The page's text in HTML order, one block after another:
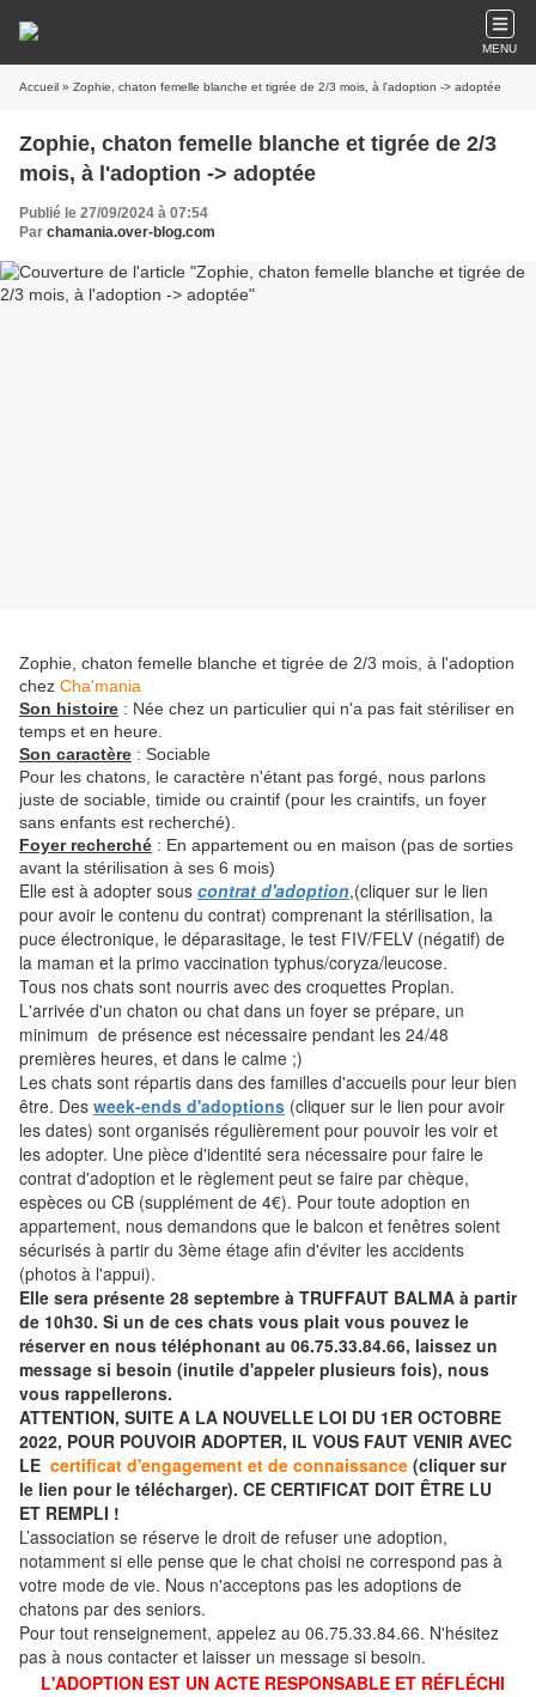
MENU
Accueil » Zophie, chaton femelle blanche et tigrée de 2/3 mois, à l'adoption -> adoptée
Zophie, chaton femelle blanche et tigrée de 2/3
mois, à l'adoption -> adoptée
Publié le 27/09/2024 à 07:54
Par chamania.over-blog.com
Zophie, chaton femelle blanche et tigrée de 2/3 mois, à l'adoption
chez Cha'mania
Son histoire : Née chez un particulier qui n'a pas fait stériliser en
temps et en heure.
Son caractère : Sociable
Pour les chatons, le caractère n'étant pas forgé, nous parlons
juste de sociable, timide ou craintif (pour les craintifs, un foyer
sans enfants est recherché).
Foyer recherché : En appartement ou en maison (pas de sorties
avant la stérilisation à ses 6 mois)
Elle est à adopter sous contrat d'adoption,(cliquer sur le lien
pour avoir le contenu du contrat) comprenant la stérilisation, la
puce électronique, le déparasitage, le test FIV/FELV (négatif) de
la maman et la primo vaccination typhus/coryza/leucose.
Tous nos chats sont nourris avec des croquettes Proplan.
L'arrivée d'un chaton ou chat dans un foyer se prépare, un
minimum de présence est nécessaire pendant les 24/48
premières heures, et dans le calme ;)
Les chats sont répartis dans des familles d'accueils pour leur bien
être. Des week-ends d'adoptions (cliquer sur le lien pour avoir
les dates) sont organisés régulièrement pour pouvoir les voir et
les adopter. Une pièce d'identité sera nécessaire pour faire le
contrat d'adoption et le règlement peut se faire par chèque,
espèces ou CB (supplément de 4€). Pour toute adoption en
appartement, nous demandons que le balcon et fenêtres soient
sécurisés à partir du 3ème étage afin d'éviter les accidents
(photos à l'appui).
Elle sera présente 28 septembre à TRUFFAUT BALMA à partir
de 10h30. Si un de ces chats vous plait vous pouvez le
réserver en nous téléphonant au 06.75.33.84.66, laissez un
message si besoin (inutile d'appeler plusieurs fois), nous
vous rappellerons.
ATTENTION, SUITE A LA NOUVELLE LOI DU 1ER OCTOBRE
2022, POUR POUVOIR ADOPTER, IL VOUS FAUT VENIR AVEC
LE certificat d'engagement et de connaissance (cliquer sur
le lien pour le télécharger). CE CERTIFICAT DOIT ÊTRE LU
ET REMPLI !
L’association se réserve le droit de refuser une adoption,
notamment si elle pense que le chat choisi ne correspond pas à
votre mode de vie. Nous n'acceptons pas les adoptions de
chatons par des seniors.
Pour tout renseignement, appelez au 06.75.33.84.66. N'hésitez
pas à nous contacter et laisser un message si besoin.
L'ADOPTION EST UN ACTE RESPONSABLE ET RÉFLÉCHI